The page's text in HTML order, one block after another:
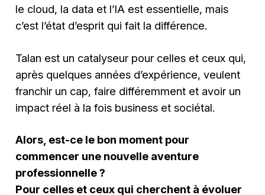
le cloud, la data et l’IA est essentielle, mais
c’est l’état d’esprit qui fait la différence.
Talan est un catalyseur pour celles et ceux qui,
après quelques années d’expérience, veulent
franchir un cap, faire différemment et avoir un
impact réel à la fois business et sociétal.
Alors, est-ce le bon moment pour
commencer une nouvelle aventure
professionnelle ?
Pour celles et ceux qui cherchent à évoluer